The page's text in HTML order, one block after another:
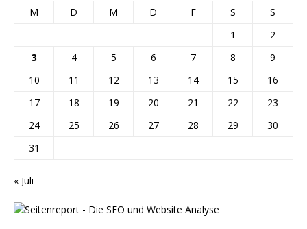
M D M D F S
S
1
2
3
4 5 6 7 8
9
10
11 12 13 14 15
16
17
18 19 20 21 22
23
24
25 26 27 28 29
30
31
« Juli